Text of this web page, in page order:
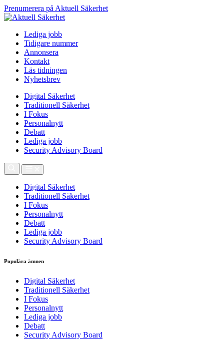
Prenumerera på Aktuell Säkerhet
Lediga jobb
Tidigare nummer
Annonsera
Kontakt
Läs tidningen
Nyhetsbrev
Digital Säkerhet
Traditionell Säkerhet
I Fokus
Personalnytt
Debatt
Lediga jobb
Security Advisory Board
Digital Säkerhet
Traditionell Säkerhet
I Fokus
Personalnytt
Debatt
Lediga jobb
Security Advisory Board
Populära ämnen
Digital Säkerhet
Traditionell Säkerhet
I Fokus
Personalnytt
Lediga jobb
Debatt
Security Advisory Board